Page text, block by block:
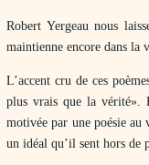
Robert Yergeau nous
maintienne encore dans la
L’accent cru de ces
plus vrais que la vérité».
motivée par une poésie
un idéal qu’il sent hors de